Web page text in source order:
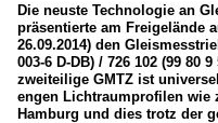
Die neuste Technologie an
präsentierte am Freigelände
26.09.2014) den
003-6 D-DB) / 726 102 (99 80
zweiteilige GMTZ ist
engen Lichtraumprofilen wie
Hamburg und dies trotz der